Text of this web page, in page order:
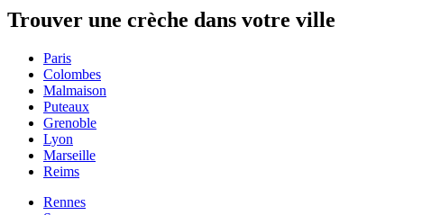
Trouver une crèche dans votre ville
Paris
Colombes
Malmaison
Puteaux
Grenoble
Lyon
Marseille
Reims
Rennes